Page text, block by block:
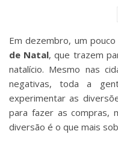
Em dezembro, um
de Natal, que trazem
natalício. Mesmo nas
negativas, toda a
experimentar as
para fazer as compras,
diversão é o que mais